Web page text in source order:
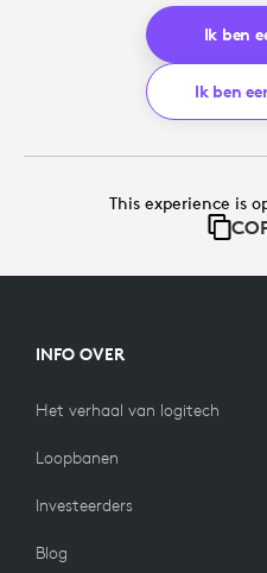
Ik ben
Ik ben
This experience is
INFO OVER
Het verhaal van logitech
Loopbanen
Investeerders
Blog